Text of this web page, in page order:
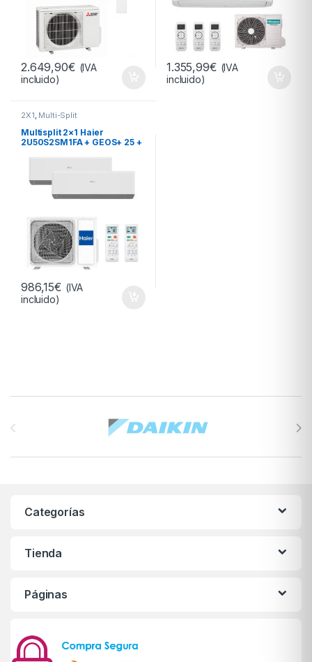
2.649,90€ (IVA
incluido)
1.355,99€ (IVA
incluido)
2X1 Multi-Split
Multisplit 2×1 Haier
2U50S2SM1FA + GEOS+ 25 +
986,15€ (IVA
incluido)
Categorías
Tienda
Páginas